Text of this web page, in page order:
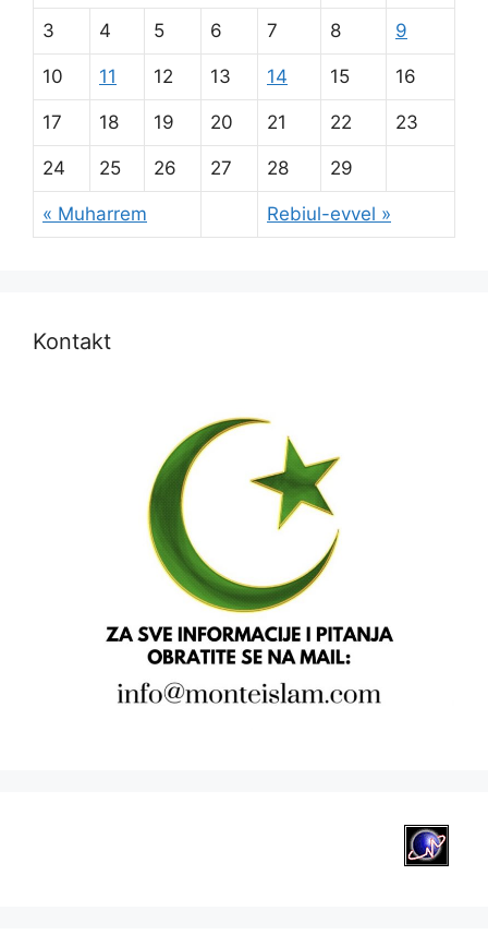
« Muharrem Rebiul-evvel »
3 4 5 6 7 8 9
10 11 12 13 14 15 16
17 18 19 20 21 22 23
24 25 26 27 28 29
Kontakt